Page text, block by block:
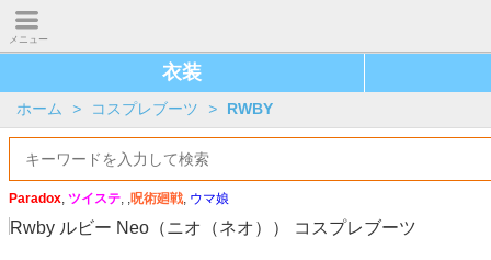
メニュー
衣装
ホーム > コスプレブーツ > RWBY
Paradox, ツイステ, ,呪術廻戦, ウマ娘